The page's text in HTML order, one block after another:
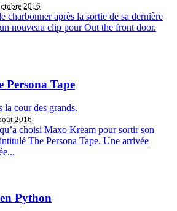
2016
charbonner après la sortie de sa dernière
nouveau clip pour Out the front door.
Tape
cour des grands.
2016
choisi Maxo Kream pour sortir son
The Persona Tape. Une arrivée
Python